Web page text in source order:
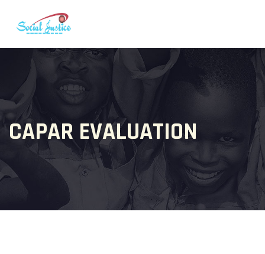
CAPAR EVALUATION